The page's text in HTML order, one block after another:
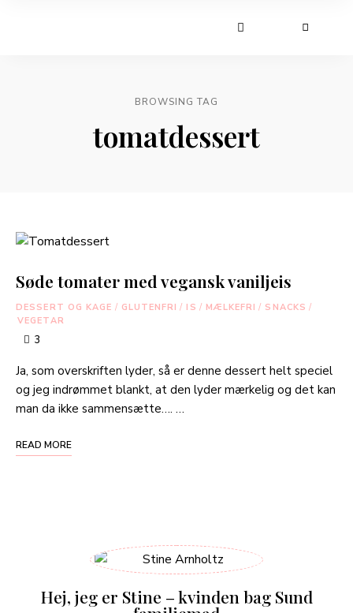
BROWSING TAG
tomatdessert
Søde tomater med vegansk vaniljeis
DESSERT OG KAGE / GLUTENFRI / IS / MÆLKEFRI / SNACKS /
VEGETAR
3
Ja, som overskriften lyder, så er denne dessert helt speciel
og jeg indrømmet blankt, at den lyder mærkelig og det kan
man da ikke sammensætte…. …
READ MORE
Hej, jeg er Stine – kvinden bag Sund